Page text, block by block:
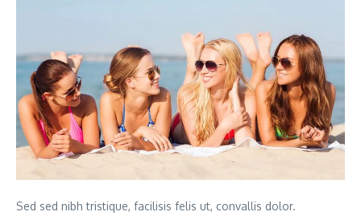
Sed sed nibh tristique, facilisis felis ut, convallis dolor.